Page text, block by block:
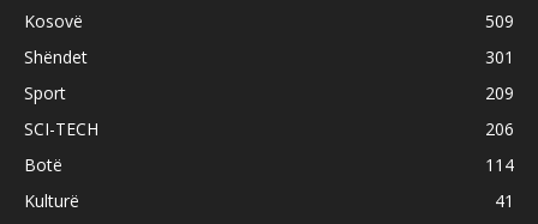
Kosovë
509
Shëndet
301
Sport
209
SCI-TECH
206
Botë
114
Kulturë
41